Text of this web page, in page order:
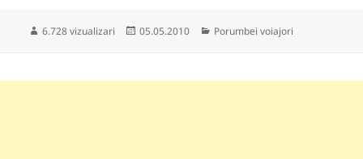
6.728 vizualizari
Publicat
05.05.2010 Categorii
Porumbei voiajori